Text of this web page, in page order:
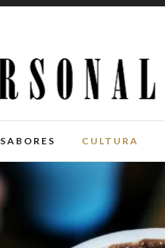
SABORES CULTURA